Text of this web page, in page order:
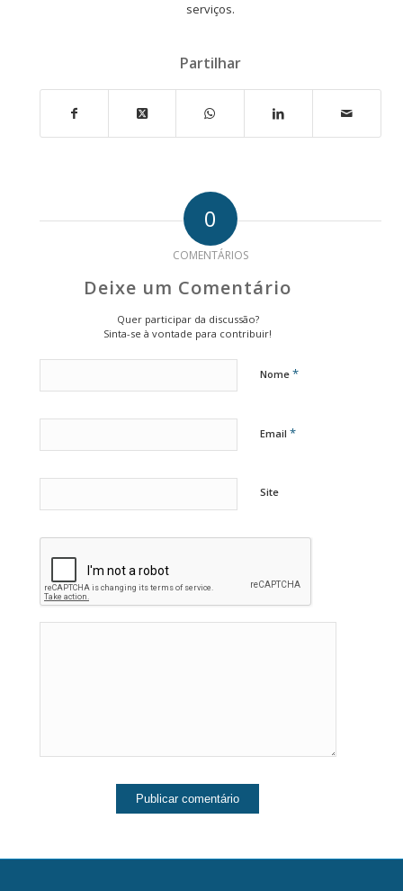
serviços.
Partilhar
0
COMENTÁRIOS
Deixe um Comentário
Quer participar da discussão?
Sinta-se à vontade para contribuir!
Nome *
Email *
Site